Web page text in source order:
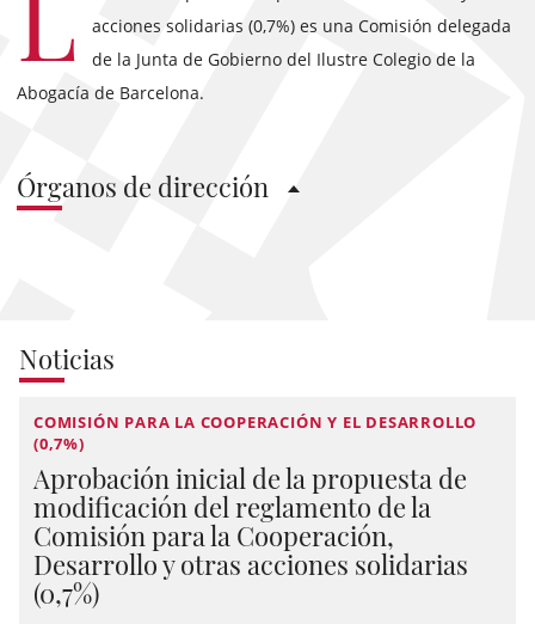
acciones solidarias (0,7%) es una Comisión delegada
de la Junta de Gobierno del Ilustre Colegio de la
Abogacía de Barcelona.
Órganos de dirección
Noticias
COMISIÓN PARA LA COOPERACIÓN Y EL DESARROLLO
(0,7%)
Aprobación inicial de la propuesta de
modificación del reglamento de la
Comisión para la Cooperación,
Desarrollo y otras acciones solidarias
(0,7%)